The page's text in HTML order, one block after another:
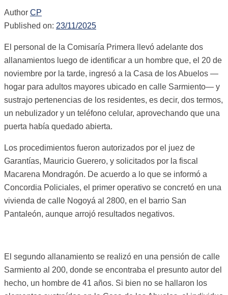
Author CP
Published on: 23/11/2025
El personal de la Comisaría Primera llevó adelante dos
allanamientos luego de identificar a un hombre que, el 20 de
noviembre por la tarde, ingresó a la Casa de los Abuelos —
hogar para adultos mayores ubicado en calle Sarmiento— y
sustrajo pertenencias de los residentes, es decir, dos termos,
un nebulizador y un teléfono celular, aprovechando que una
puerta había quedado abierta.
Los procedimientos fueron autorizados por el juez de
Garantías, Mauricio Guerero, y solicitados por la fiscal
Macarena Mondragón. De acuerdo a lo que se informó a
Concordia Policiales, el primer operativo se concretó en una
vivienda de calle Nogoyá al 2800, en el barrio San
Pantaleón, aunque arrojó resultados negativos.
El segundo allanamiento se realizó en una pensión de calle
Sarmiento al 200, donde se encontraba el presunto autor del
hecho, un hombre de 41 años. Si bien no se hallaron los